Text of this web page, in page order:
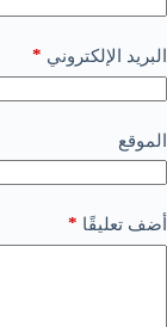
البريد الإلكتروني *
الموقع
أضف تعليقًا *